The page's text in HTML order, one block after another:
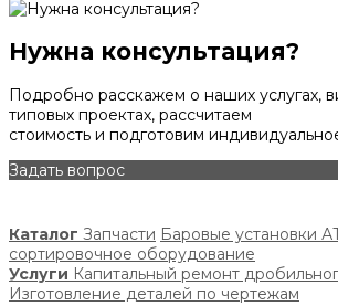
Нужна консультация?
Подробно расскажем о наших услугах,
типовых проектах, рассчитаем
стоимость и подготовим
Задать вопрос
Каталог Запчасти Баровые установки
сортировочное оборудование
Услуги Капитальный ремонт
Изготовление деталей по чертежам